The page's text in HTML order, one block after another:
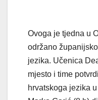
Ovoga je tjedna u
održano
jezika. Učenica
mjesto i time
hrvatskoga jezika